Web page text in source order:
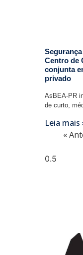
Centro de
conjunta
privado
AsBEA-PR
de curto,
Leia mais
«